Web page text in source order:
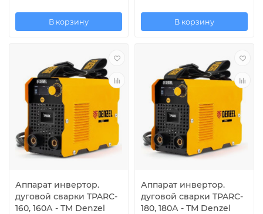
В корзину В корзину
Аппарат инвертор.
дуговой сварки TPARC-
160, 160А - ТМ Denzel
Аппарат инвертор.
дуговой сварки TPARC-
180, 180А - ТМ Denzel